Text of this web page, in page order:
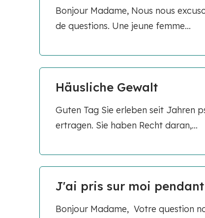
Bonjour Madame, Nous nous
de questions. Une jeune femme...
Häusliche Gewalt
Guten Tag Sie erleben seit Jahren
ertragen. Sie haben Recht daran,...
J'ai pris sur moi
Bonjour Madame, Votre question